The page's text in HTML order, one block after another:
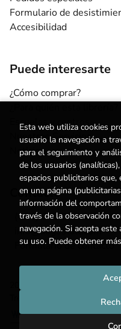
Formulario de
Accesibilidad
Puede interesarte
¿Cómo comprar?
Escuelas y centros
Nuestros Servicios
Noticias
Contacto
(+34) 615 55 96 54
info@degestalt.com
Formulario de contacto
2026 ©
Esta web utiliza cookies
usuario la navegación a
para el seguimiento y
de los usuarios
espacios publicitarios
en una página
información del
través de la observación
navegación. Si acepta
su uso. Puede obtener